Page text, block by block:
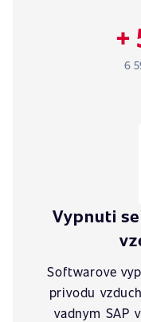
+
6
Vypnuti
Softwarove
privodu
vadnym SAP